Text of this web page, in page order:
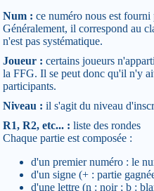
Num : ce numéro nous est
Généralement, il correspond au
n'est pas systématique.
Joueur : certains joueurs
la FFG. Il se peut donc qu'il n'y
participants.
Niveau : il s'agit du niveau
R1, R2, etc... : liste des rondes
Chaque partie est composée :
d'un premier numéro : le
d'un signe (+ : partie
d'une lettre (n : noir ; b :